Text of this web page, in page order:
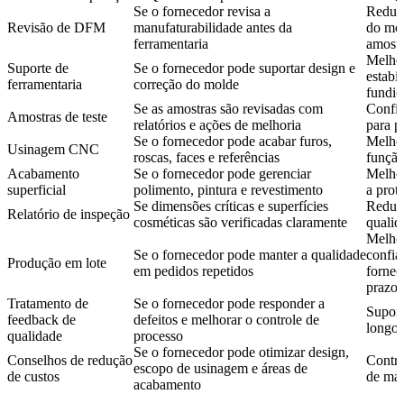
Revisão de DFM
Se o fornecedor revisa a
manufaturabilidade antes da
ferramentaria
do
Suporte de
ferramentaria
Se o fornecedor pode suportar design e
correção do molde
Amostras de teste
Se as amostras são revisadas com
relatórios e ações de melhoria
para
Usinagem CNC
Se o fornecedor pode acabar furos,
roscas, faces e referências
função
Acabamento
superficial
Se o fornecedor pode gerenciar
polimento, pintura e revestimento
a
Relatório de inspeção
Se dimensões críticas e superfícies
cosméticas são verificadas claramente
Produção em lote
Se o fornecedor pode manter a qualidade
em pedidos repetidos
prazo
Tratamento de
feedback de
qualidade
Se o fornecedor pode responder a
defeitos e melhorar o controle de
processo
longo
Conselhos de redução
de custos
Se o fornecedor pode otimizar design,
escopo de usinagem e áreas de
acabamento
de